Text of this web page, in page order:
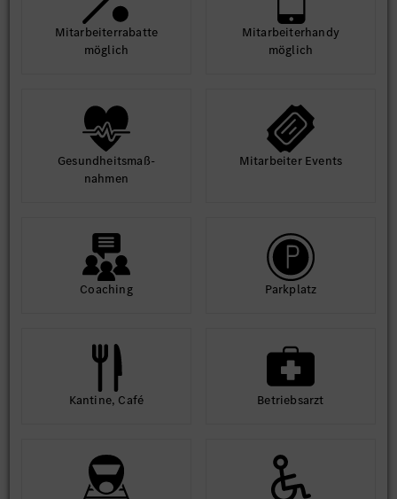
Mit­arbeiter­rabatte
möglich
Mit­arbeiter­handy
möglich
Gesund­heits­maß­
nahmen
Mit­arbeiter Events
Coaching Park­platz
Kantine, Café Betriebs­arzt